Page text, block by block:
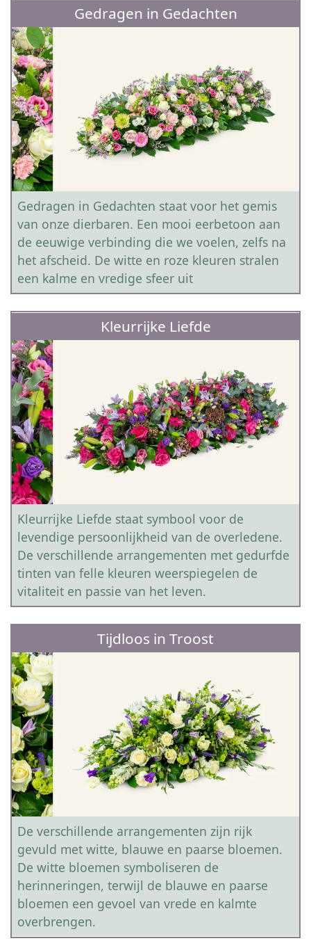
Gedragen in Gedachten
Gedragen in Gedachten staat voor het gemis
van onze dierbaren. Een mooi eerbetoon aan
de eeuwige verbinding die we voelen, zelfs na
het afscheid. De witte en roze kleuren stralen
een kalme en vredige sfeer uit
Kleurrijke Liefde
Kleurrijke Liefde staat symbool voor de
levendige persoonlijkheid van de overledene.
De verschillende arrangementen met gedurfde
tinten van felle kleuren weerspiegelen de
vitaliteit en passie van het leven.
Tijdloos in Troost
De verschillende arrangementen zijn rijk
gevuld met witte, blauwe en paarse bloemen.
De witte bloemen symboliseren de
herinneringen, terwijl de blauwe en paarse
bloemen een gevoel van vrede en kalmte
overbrengen.